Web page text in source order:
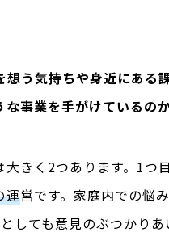
想う気持ちや身近にあ
事業を手がけているの
大きく2つあります。1つ
運営です。家庭内での悩
しても意見のぶつかり